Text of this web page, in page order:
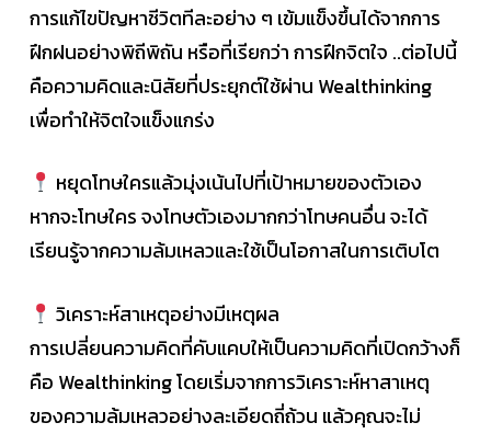
การแก้ไขปัญหาชีวิตทีละอย่าง ๆ เข้มแข็งขึ้นได้จากการ
ฝึกฝนอย่างพิถีพิถัน หรือที่เรียกว่า การฝึกจิตใจ ..ต่อไปนี้
คือความคิดและนิสัยที่ประยุกต์ใช้ผ่าน Wealthinking
เพื่อทำให้จิตใจแข็งแกร่ง
หยุดโทษใครแล้วมุ่งเน้นไปที่เป้าหมายของตัวเอง
หากจะโทษใคร จงโทษตัวเองมากกว่าโทษคนอื่น จะได้
เรียนรู้จากความล้มเหลวและใช้เป็นโอกาสในการเติบโต
วิเคราะห์สาเหตุอย่างมีเหตุผล
การเปลี่ยนความคิดที่คับแคบให้เป็นความคิดที่เปิดกว้างก็
คือ Wealthinking โดยเริ่มจากการวิเคราะห์หาสาเหตุ
ของความล้มเหลวอย่างละเอียดถี่ถ้วน แล้วคุณจะไม่